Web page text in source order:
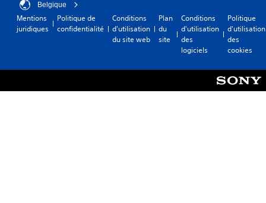
Belgique
Mentions
juridiques
Politique de
confidentialité
Conditions
d'utilisation
du site web
Plan
du
site
Conditions
d'utilisation
des
logiciels
Politique
d'utilisation
des
cookies